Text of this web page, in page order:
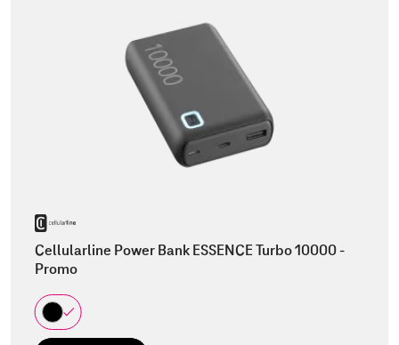
Cellularline Power Bank ESSENCE Turbo 10000 -
Promo